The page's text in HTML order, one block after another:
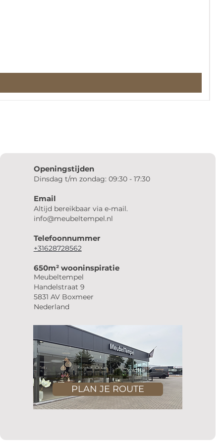
Openingstijden
Dinsdag t/m zondag: 09:30 - 17:30
Email
Altijd bereikbaar via e-mail.
info@meubeltempel.nl
Telefoonnummer
+31628728562
650m² wooninspiratie
Meubeltempel
Handelstraat 9
5831 AV Boxmeer
Nederland
PLAN JE ROUTE